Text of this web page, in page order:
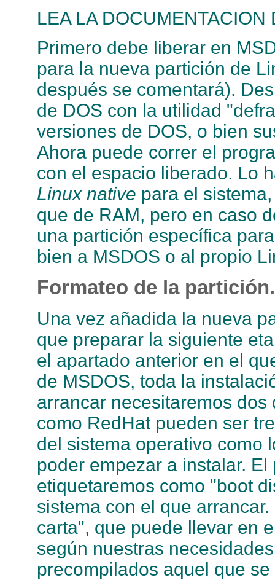
LEA LA
Primero debe liberar en
para la nueva partición de
después se comentará).
de DOS con la utilidad
versiones de DOS, o bien
Ahora puede correr el
con el espacio liberado. Lo
Linux native para el
que de RAM, pero en caso
una partición específica
bien a MSDOS o al propio
Formateo de la partición.
Una vez añadida la nueva
que preparar la siguiente
el apartado anterior en el
de MSDOS, toda la
arrancar necesitaremos
como RedHat pueden ser
del sistema operativo como
poder empezar a instalar.
etiquetaremos como "boot
sistema con el que
carta", que puede llevar en
según nuestras
precompilados aquel que